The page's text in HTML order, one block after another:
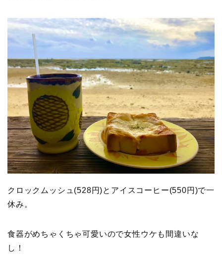
クロックムッシュ(528円)とアイスコーヒー(550円)で一
休み。
食器がめちゃくちゃ可愛いので女性ウケも間違いな
し！